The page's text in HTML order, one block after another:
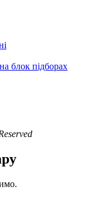
блок підборах